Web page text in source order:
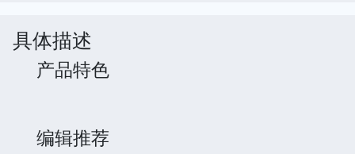
具体描述
产品特色
编辑推荐